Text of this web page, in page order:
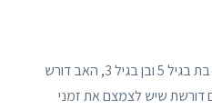
לפנינו זוג עם שני ילדים קטנים, בת בגיל 5 ובן בגיל 3, האב דורש
שיש לצמצם את זמני